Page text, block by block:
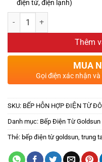
điện tử, điện lạnh)
Thêm
MUA
Gọi điện xác nhận
SKU: BẾP HỖN HỢP ĐIỆN TỪ
Danh mục: Bếp Điện Từ Goldsun
Thẻ: bếp điện từ goldsun trung